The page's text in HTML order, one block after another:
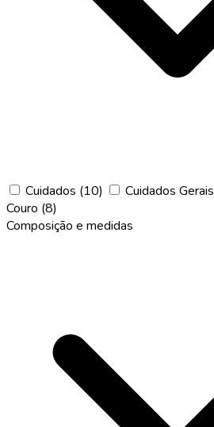
Cuidados (10) Cuidados Gerais
Couro (8)
Composição e medidas